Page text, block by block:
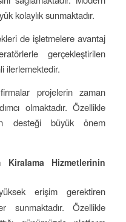
kolaylık sunmaktadır.
de işletmelere avantaj
gerçekleştirilen
ilerlemektedir.
projelerin zaman
olmaktadır. Özellikle
desteği büyük önem
Hizmetlerinin
erişim gerektiren
sunmaktadır. Özellikle